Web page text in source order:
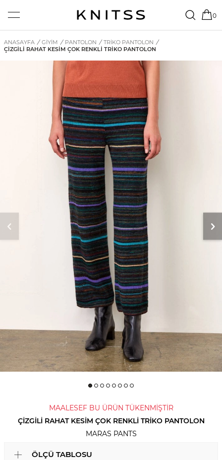
0
ANASAYFA / GİYİM / PANTOLON / TRIKO PANTOLON /
ÇIZGILI RAHAT KESIM ÇOK RENKLI TRIKO PANTOLON
MAALESEF BU ÜRÜN TÜKENMİŞTİR
ÇIZGILI RAHAT KESIM ÇOK RENKLI TRIKO PANTOLON
MARAS PANTS
ÖLÇÜ TABLOSU